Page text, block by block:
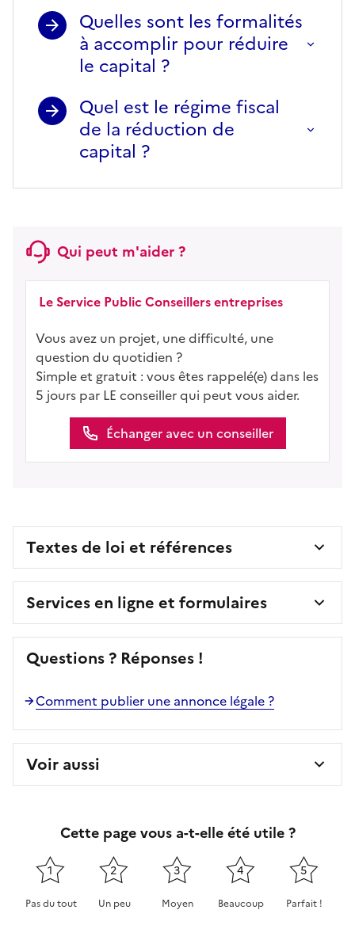
Quelles sont les formalités
à accomplir pour réduire
le capital ?
Quel est le régime fiscal
de la réduction de
capital ?
Qui peut m'aider ?
Le Service Public Conseillers entreprises
Vous avez un projet, une difficulté, une
question du quotidien ?
Simple et gratuit : vous êtes rappelé(e) dans les
5 jours par LE conseiller qui peut vous aider.
Échanger avec un conseiller
Textes de loi et références
Services en ligne et formulaires
Questions ? Réponses !
Comment publier une annonce légale ?
Voir aussi
Cette page vous a-t-elle été utile ?
1
Pas du tout
2
Un peu
3
Moyen
4
Beaucoup
5
Parfait !